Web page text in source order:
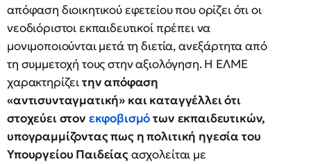
απόφαση διοικητικού εφετείου που ορίζει ότι οι
νεοδιόριστοι εκπαιδευτικοί πρέπει να
μονιμοποιούνται μετά τη διετία, ανεξάρτητα από
τη συμμετοχή τους στην αξιολόγηση. Η ΕΛΜΕ
χαρακτηρίζειτην απόφαση
«αντισυνταγματική» και καταγγέλλει ότι
στοχεύει στον εκφοβισμότων εκπαιδευτικών,
υπογραμμίζοντας πως η πολιτική ηγεσία του
Υπουργείου Παιδείαςασχολείται με